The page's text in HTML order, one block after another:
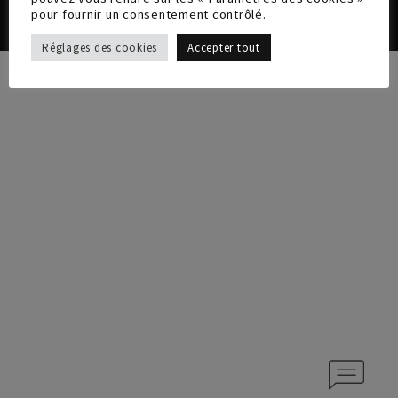
pour fournir un consentement contrôlé.
Réglages des cookies Accepter tout